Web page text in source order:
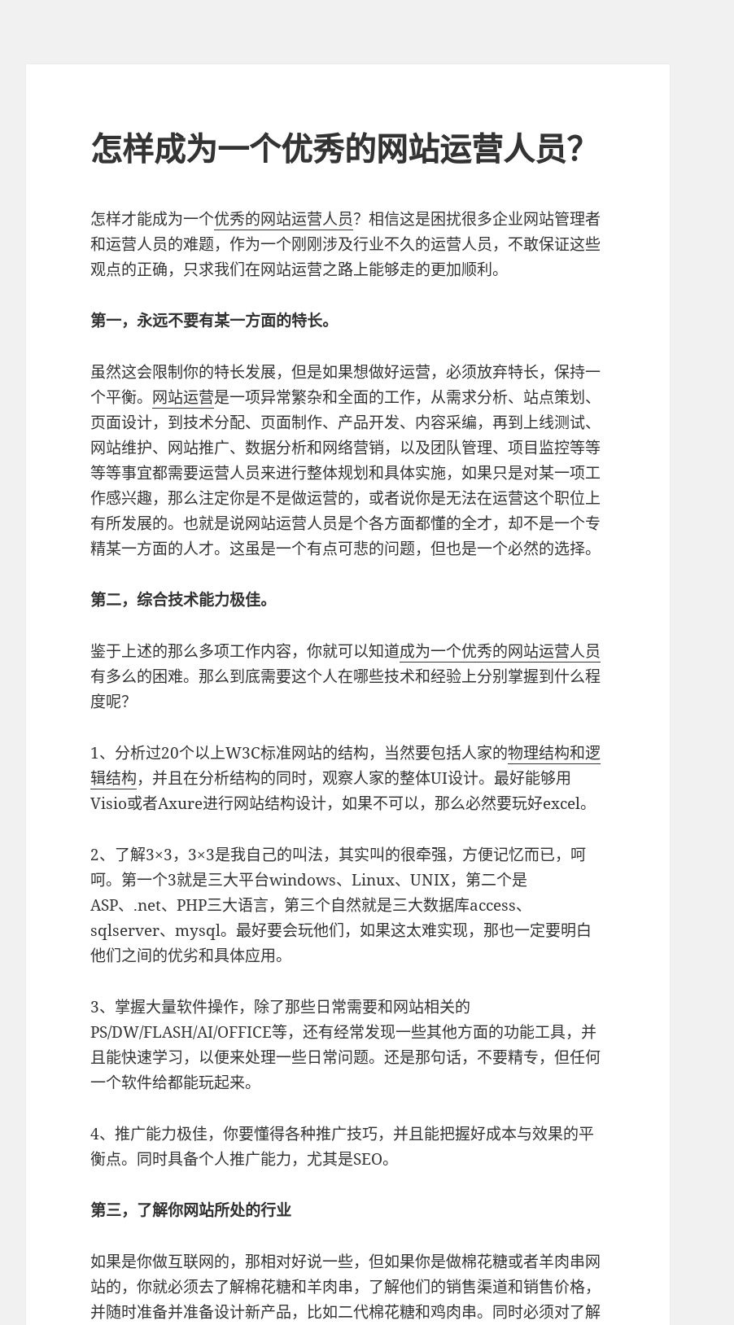
怎样成为一个优秀的网站运营人员？
怎样才能成为一个优秀的网站运营人员？相信这是困扰很多企业网站管理者
和运营人员的难题，作为一个刚刚涉及行业不久的运营人员，不敢保证这些
观点的正确，只求我们在网站运营之路上能够走的更加顺利。
第一，永远不要有某一方面的特长。
虽然这会限制你的特长发展，但是如果想做好运营，必须放弃特长，保持一
个平衡。 网站运营是一项异常繁杂和全面的工作，从需求分析、站点策划、
页面设计，到技术分配、页面制作、产品开发、内容采编，再到上线测试、
网站维护、网站推广、数据分析和网络营销，以及团队管理、项目监控等等
等等事宜都需要运营人员来进行整体规划和具体实施，如果只是对某一项工
作感兴趣，那么注定你是不是做运营的，或者说你是无法在运营这个职位上
有所发展的。也就是说网站运营人员是个各方面都懂的全才，却不是一个专
精某一方面的人才。这虽是一个有点可悲的问题，但也是一个必然的选择。
第二，综合技术能力极佳。
鉴于上述的那么多项工作内容，你就可以知道成为一个优秀的网站运营人员
有多么的困难。那么到底需要这个人在哪些技术和经验上分别掌握到什么程
度呢？
1、分析过20个以上W3C标准网站的结构，当然要包括人家的物理结构和逻
辑结构，并且在分析结构的同时，观察人家的整体UI设计。最好能够用
Visio或者Axure进行网站结构设计，如果不可以，那么必然要玩好excel。
2、了解3×3，3×3是我自己的叫法，其实叫的很牵强，方便记忆而已，呵
呵。第一个3就是三大平台windows、Linux、UNIX，第二个是
ASP、.net、PHP三大语言，第三个自然就是三大数据库access、
sqlserver、mysql。最好要会玩他们，如果这太难实现，那也一定要明白
他们之间的优劣和具体应用。
3、掌握大量软件操作，除了那些日常需要和网站相关的
PS/DW/FLASH/AI/OFFICE等，还有经常发现一些其他方面的功能工具，并
且能快速学习，以便来处理一些日常问题。还是那句话，不要精专，但任何
一个软件给都能玩起来。
4、推广能力极佳，你要懂得各种推广技巧，并且能把握好成本与效果的平
衡点。同时具备个人推广能力，尤其是SEO。
第三，了解你网站所处的行业
如果是你做互联网的，那相对好说一些，但如果你是做棉花糖或者羊肉串网
站的，你就必须去了解棉花糖和羊肉串，了解他们的销售渠道和销售价格，
并随时准备并准备设计新产品，比如二代棉花糖和鸡肉串。同时必须对了解